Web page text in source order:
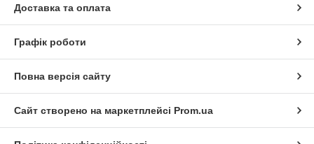
Доставка та оплата
Графік роботи
Повна версія сайту
Сайт створено на маркетплейсі Prom.ua